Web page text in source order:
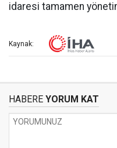
idaresi tamamen
Kaynak:
HABERE YORUM KAT